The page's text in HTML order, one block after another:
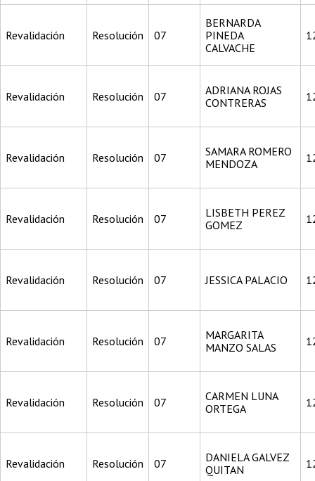
Revalidación Resolución 07
BERNARDA
PINEDA
CALVACHE
Revalidación Resolución 07
ADRIANA ROJAS
CONTRERAS
Revalidación Resolución 07
SAMARA ROMERO
MENDOZA
Revalidación Resolución 07
LISBETH PEREZ
GOMEZ
Revalidación Resolución 07 JESSICA PALACIO
Revalidación Resolución 07
MARGARITA
MANZO SALAS
Revalidación Resolución 07
CARMEN LUNA
ORTEGA
Revalidación Resolución 07
DANIELA GALVEZ
QUITAN